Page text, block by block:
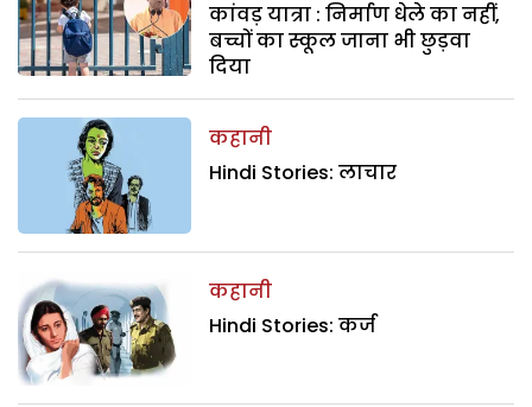
कांवड़ यात्रा : निर्माण धेले का नहीं,
बच्चों का स्कूल जाना भी छुड़वा
दिया
कहानी
Hindi Stories: लाचार
कहानी
Hindi Stories: कर्ज